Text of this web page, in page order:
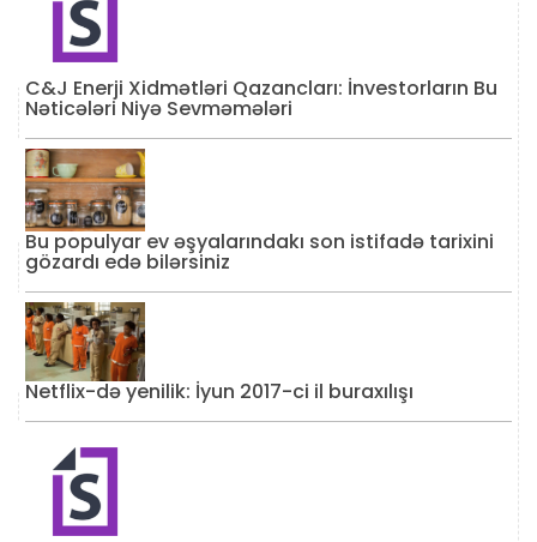
C&J Enerji Xidmətləri Qazancları: İnvestorların Bu
Nəticələri Niyə Sevməmələri
Bu populyar ev əşyalarındakı son istifadə tarixini
gözardı edə bilərsiniz
Netflix-də yenilik: İyun 2017-ci il buraxılışı